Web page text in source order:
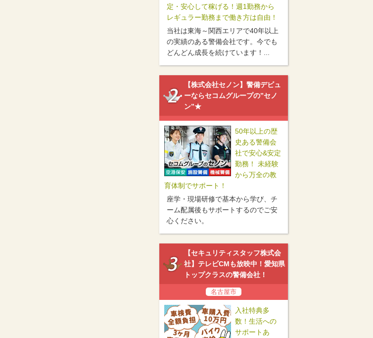
定・安心して稼げる！週1勤務から
レギュラー勤務まで働き方は自由！
当社は東海～関西エリアで40年以上
の実績のある警備会社です。今でも
どんどん成長を続けています！...
【株式会社セノン】警備デビュ
ーならセコムグループの”セノ
ン”★
50年以上の歴
史ある警備会
社で安心&安定
勤務！ 未経験
から万全の教
育体制でサポート！
座学・現場研修で基本から学び、チ
ーム配属後もサポートするのでご安
心ください。
【セキュリティスタッフ株式会
社】テレビCMも放映中！愛知県
トップクラスの警備会社！
名古屋市
入社特典多
数！生活への
サポートあ